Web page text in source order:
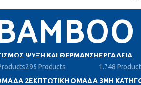
ΨΎΞΗ ΚΑΙ ΘΈΡΜΑΝΣΗ
295 Products
ΕΡΓΑΛΕΊΑ
1.748
2ΕΚΠΤΩΤΙΚΉ ΟΜΆΔΑ 3ΜΗ